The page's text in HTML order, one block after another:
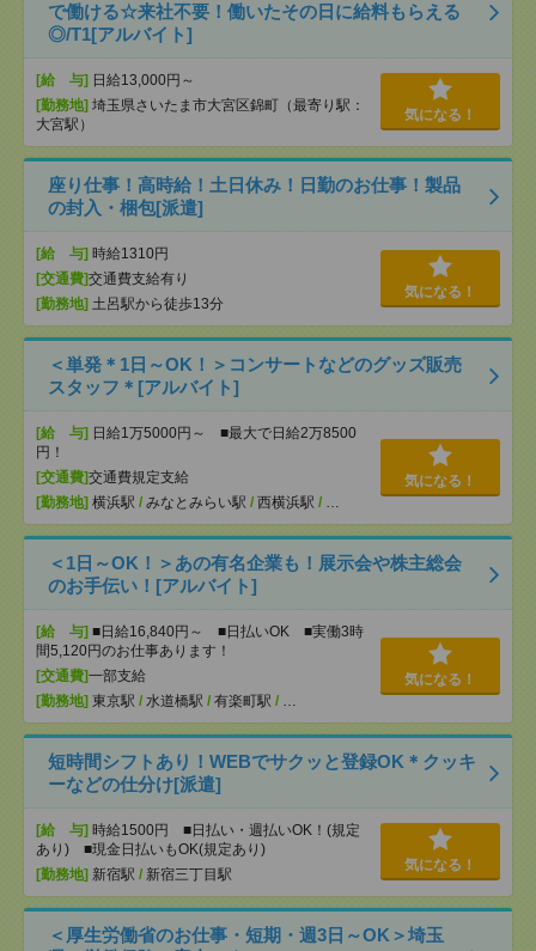
で働ける☆来社不要！働いたその日に給料もらえる
◎/T1[アルバイト]
[給 与] 日給13,000円～
[勤務地] 埼玉県さいたま市大宮区錦町（最寄り駅：
大宮駅）
気になる！
座り仕事！高時給！土日休み！日勤のお仕事！製品
の封入・梱包[派遣]
[給 与] 時給1310円
[交通費]交通費支給有り
[勤務地] 土呂駅から徒歩13分
気になる！
＜単発＊1日～OK！＞コンサートなどのグッズ販売
スタッフ＊[アルバイト]
[給 与] 日給1万5000円～ ■最大で日給2万8500
円！
[交通費]交通費規定支給
[勤務地] 横浜駅 / みなとみらい駅 / 西横浜駅 / …
気になる！
＜1日～OK！＞あの有名企業も！展示会や株主総会
のお手伝い！[アルバイト]
[給 与] ■日給16,840円～ ■日払いOK ■実働3時
間5,120円のお仕事あります！
[交通費]一部支給
[勤務地] 東京駅 / 水道橋駅 / 有楽町駅 / …
気になる！
短時間シフトあり！WEBでサクッと登録OK＊クッキ
ーなどの仕分け[派遣]
[給 与] 時給1500円 ■日払い・週払いOK！(規定
あり) ■現金日払いもOK(規定あり)
[勤務地] 新宿駅 / 新宿三丁目駅
気になる！
＜厚生労働省のお仕事・短期・週3日～OK＞埼玉